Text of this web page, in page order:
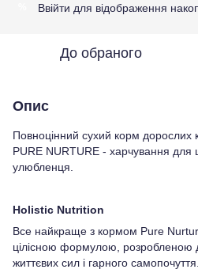
Ввійти для відображення
До обраного
Опис
Повноцінний сухий корм дорослих
PURE NURTURE - харчування для
улюбленця.
Holistic Nutrition
Все найкраще з кормом Pure
цілісною формулою, розробленою
життєвих сил і гарного самопочуття.